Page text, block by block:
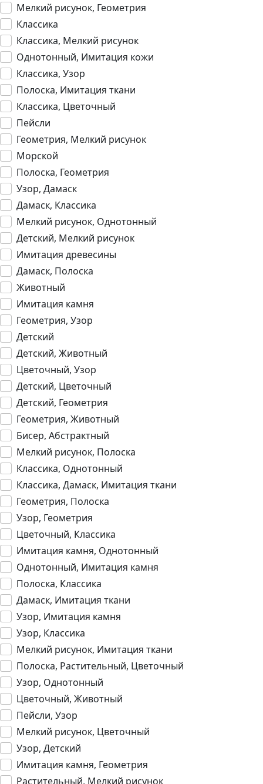
Мелкий рисунок, Геометрия
Классика
Классика, Мелкий рисунок
Однотонный, Имитация кожи
Классика, Узор
Полоска, Имитация ткани
Классика, Цветочный
Пейсли
Геометрия, Мелкий рисунок
Морской
Полоска, Геометрия
Узор, Дамаск
Дамаск, Классика
Мелкий рисунок, Однотонный
Детский, Мелкий рисунок
Имитация древесины
Дамаск, Полоска
Животный
Имитация камня
Геометрия, Узор
Детский
Детский, Животный
Цветочный, Узор
Детский, Цветочный
Детский, Геометрия
Геометрия, Животный
Бисер, Абстрактный
Мелкий рисунок, Полоска
Классика, Однотонный
Классика, Дамаск, Имитация ткани
Геометрия, Полоска
Узор, Геометрия
Цветочный, Классика
Имитация камня, Однотонный
Однотонный, Имитация камня
Полоска, Классика
Дамаск, Имитация ткани
Узор, Имитация камня
Узор, Классика
Мелкий рисунок, Имитация ткани
Полоска, Растительный, Цветочный
Узор, Однотонный
Цветочный, Животный
Пейсли, Узор
Мелкий рисунок, Цветочный
Узор, Детский
Имитация камня, Геометрия
Растительный, Мелкий рисунок